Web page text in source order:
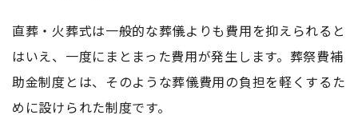
直葬・火葬式は一般的な葬儀よりも費用を抑えられると
はいえ、一度にまとまった費用が発生します。葬祭費補
助金制度とは、そのような葬儀費用の負担を軽くするた
めに設けられた制度です。